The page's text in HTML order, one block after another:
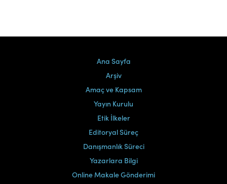
Ana Sayfa
Arşiv
Amaç ve Kapsam
Yayın Kurulu
Etik İlkeler
Editoryal Süreç
Danışmanlık Süreci
Yazarlara Bilgi
Online Makale Gönderimi